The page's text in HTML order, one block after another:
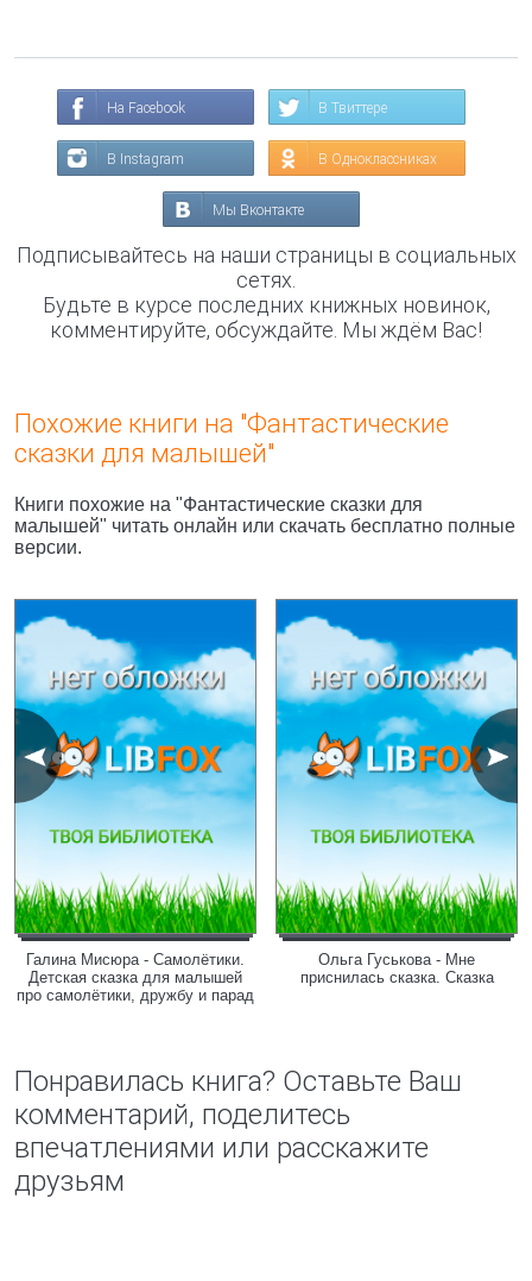
На Facebook В Твиттере
В Instagram В Одноклассниках
Мы Вконтакте
Подписывайтесь на наши страницы в социальных
сетях.
Будьте в курсе последних книжных новинок,
комментируйте, обсуждайте. Мы ждём Вас!
Похожие книги на "Фантастические
сказки для малышей"
Книги похожие на "Фантастические сказки для
малышей" читать онлайн или скачать бесплатно полные
версии.
Галина Мисюра - Самолётики.
Детская сказка для малышей
про самолётики, дружбу и парад
Ольга Гуськова - Мне
приснилась сказка. Сказка
Понравилась книга? Оставьте Ваш
комментарий, поделитесь
впечатлениями или расскажите
друзьям